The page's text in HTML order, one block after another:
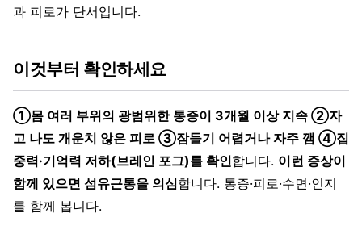
과 피로가 단서입니다.
이것부터 확인하세요
①몸 여러 부위의 광범위한 통증이 3개월 이상 지속 ②자
고 나도 개운치 않은 피로 ③잠들기 어렵거나 자주 깸 ④집
중력·기억력 저하(브레인 포그)를 확인합니다. 이런 증상이
함께 있으면 섬유근통을 의심합니다. 통증·피로·수면·인지
를 함께 봅니다.